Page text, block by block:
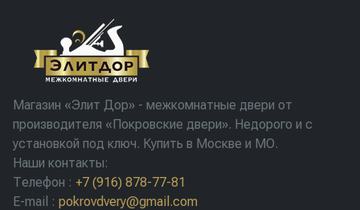
Магазин «Элит Дор» - межкомнатные двери от
производителя «Покровские двери». Недорого и с
установкой под ключ. Купить в Москве и МО.
Наши контакты:
Телефон : +7 (916) 878-77-81
E-mail : pokrovdvery@gmail.com